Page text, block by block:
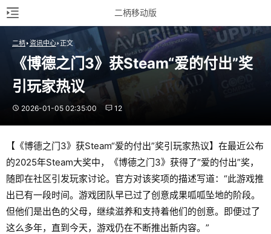
二柄移动版
二柄 资讯中心 正文
《博德之门3》获Steam“爱的付出”奖
引玩家热议
2026-01-05 02:35:00 12
【《博德之门3》获Steam“爱的付出”奖引玩家热议】在最近公布
的2025年Steam大奖中，《博德之门3》获得了“爱的付出”奖，
随即在社区引发玩家讨论。官方对该奖项的描述写道：“此游戏推
出已有一段时间。游戏团队早已过了创意成果呱呱坠地的阶段。
但他们是出色的父母，继续滋养和支持着他们的创意。即便过了
这么多年，直到今天，游戏仍在不断推出新内容。”